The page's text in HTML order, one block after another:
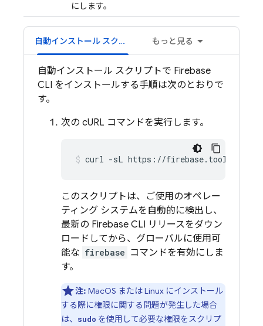
にします。
自動インストール スクリプト もっと見る
自動インストール スクリプトで Firebase
CLI をインストールする手順は次のとおりで
す。
次の cURL コマンドを実行します。
curl -sL https://firebase.tools |
このスクリプトは、ご使用のオペレー
ティング システムを自動的に検出し、
最新の Firebase CLI リリースをダウン
ロードしてから、グローバルに使用可
能な firebase コマンドを有効にしま
す。
注: MacOS または Linux にインストール
する際に権限に関する問題が発生した場合
は、
sudo を使用して必要な権限をスクリプ